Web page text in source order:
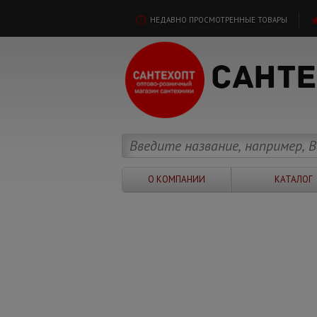
НЕДАВНО ПРОСМОТРЕННЫЕ ТОВАРЫ
О КОМПАНИИ КАТАЛОГ